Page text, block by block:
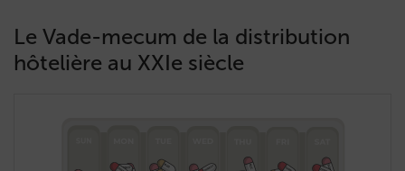
Le Vade-mecum de la distribution
hôtelière au XXIe siècle